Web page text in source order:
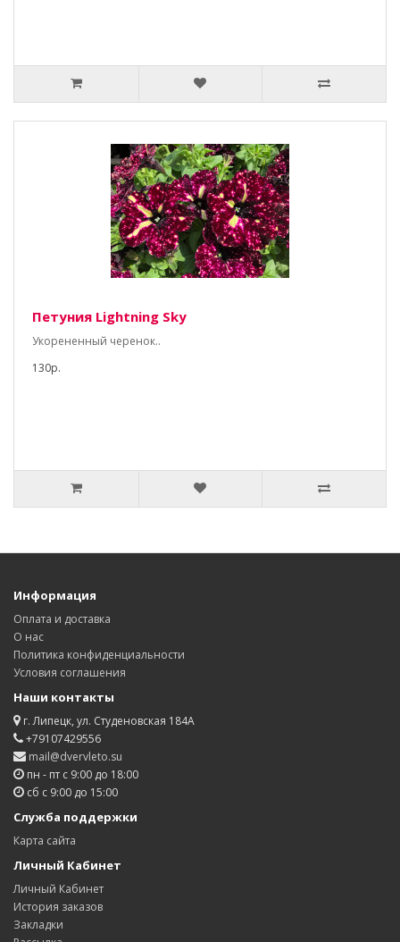
Петуния Lightning Sky
Укорененный черенок..
130р.
Информация
Оплата и доставка
О нас
Политика конфиденциальности
Условия соглашения
Наши контакты
г. Липецк, ул. Студеновская 184А
+79107429556
mail@dvervleto.su
пн - пт с 9:00 до 18:00
сб с 9:00 до 15:00
Служба поддержки
Карта сайта
Личный Кабинет
Личный Кабинет
История заказов
Закладки